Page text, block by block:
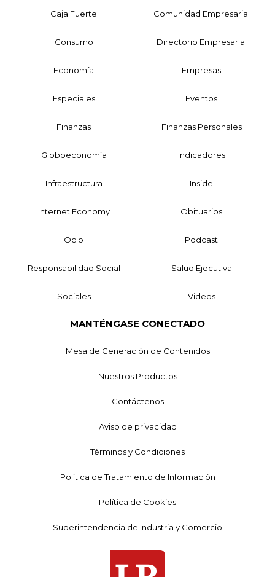
Caja Fuerte Comunidad Empresarial
Consumo Directorio Empresarial
Economía Empresas
Especiales Eventos
Finanzas Finanzas Personales
Globoeconomía Indicadores
Infraestructura Inside
Internet Economy Obituarios
Ocio Podcast
Responsabilidad Social Salud Ejecutiva
Sociales Videos
MANTÉNGASE CONECTADO
Mesa de Generación de Contenidos
Nuestros Productos
Contáctenos
Aviso de privacidad
Términos y Condiciones
Política de Tratamiento de Información
Política de Cookies
Superintendencia de Industria y Comercio